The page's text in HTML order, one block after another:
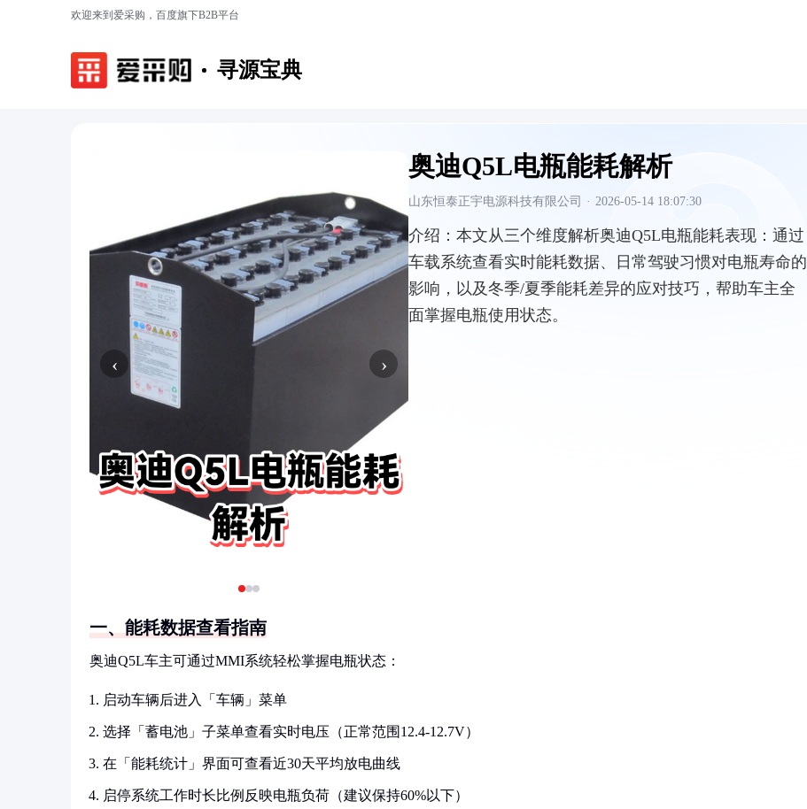
欢迎来到爱采购，百度旗下B2B平台
寻源宝典
‹ ›
奥迪Q5L电瓶能耗解析
山东恒泰正宇电源科技有限公司 · 2026-05-14 18:07:30
介绍： 本文从三个维度解析奥迪Q5L电瓶能耗表现：通过
车载系统查看实时能耗数据、日常驾驶习惯对电瓶寿命的
影响，以及冬季/夏季能耗差异的应对技巧，帮助车主全
面掌握电瓶使用状态。
一、能耗数据查看指南
奥迪Q5L车主可通过MMI系统轻松掌握电瓶状态：
启动车辆后进入「车辆」菜单
选择「蓄电池」子菜单查看实时电压（正常范围12.4-12.7V）
在「能耗统计」界面可查看近30天平均放电曲线
启停系统工作时长比例反映电瓶负荷（建议保持60%以下）